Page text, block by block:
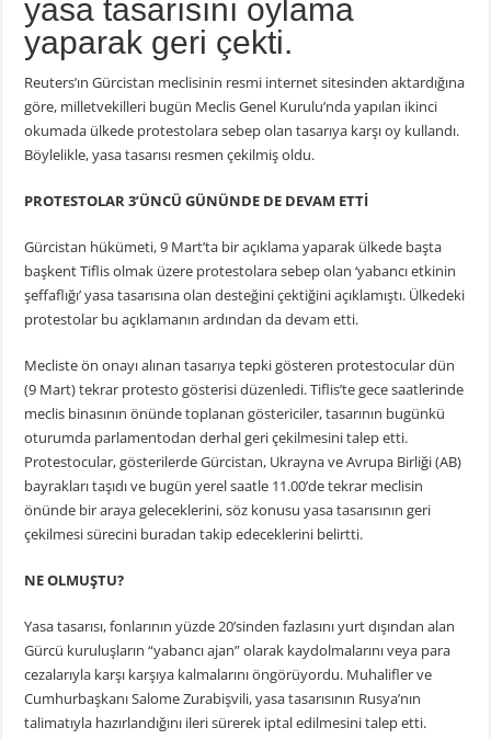
yasa tasarısını oylama
yaparak geri çekti.
Reuters’ın Gürcistan meclisinin resmi internet sitesinden aktardığına
göre, milletvekilleri bugün Meclis Genel Kurulu’nda yapılan ikinci
okumada ülkede protestolara sebep olan tasarıya karşı oy kullandı.
Böylelikle, yasa tasarısı resmen çekilmiş oldu.
PROTESTOLAR 3’ÜNCÜ GÜNÜNDE DE DEVAM ETTİ
Gürcistan hükümeti, 9 Mart’ta bir açıklama yaparak ülkede başta
başkent Tiflis olmak üzere protestolara sebep olan ‘yabancı etkinin
şeffaflığı’ yasa tasarısına olan desteğini çektiğini açıklamıştı. Ülkedeki
protestolar bu açıklamanın ardından da devam etti.
Mecliste ön onayı alınan tasarıya tepki gösteren protestocular dün
(9 Mart) tekrar protesto gösterisi düzenledi. Tiflis’te gece saatlerinde
meclis binasının önünde toplanan göstericiler, tasarının bugünkü
oturumda parlamentodan derhal geri çekilmesini talep etti.
Protestocular, gösterilerde Gürcistan, Ukrayna ve Avrupa Birliği (AB)
bayrakları taşıdı ve bugün yerel saatle 11.00’de tekrar meclisin
önünde bir araya geleceklerini, söz konusu yasa tasarısının geri
çekilmesi sürecini buradan takip edeceklerini belirtti.
NE OLMUŞTU?
Yasa tasarısı, fonlarının yüzde 20’sinden fazlasını yurt dışından alan
Gürcü kuruluşların “yabancı ajan” olarak kaydolmalarını veya para
cezalarıyla karşı karşıya kalmalarını öngörüyordu. Muhalifler ve
Cumhurbaşkanı Salome Zurabişvili, yasa tasarısının Rusya’nın
talimatıyla hazırlandığını ileri sürerek iptal edilmesini talep etti.